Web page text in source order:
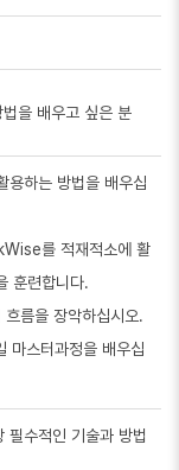
을 배우고 싶은 분
하는 방법을 배우십
를 적재적소에 활
훈련합니다.
름을 장악하십시오.
스터과정을 배우십
수적인 기술과 방법